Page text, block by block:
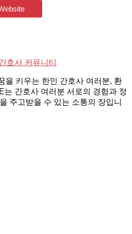
을 키우는 한인 간호사 여러분, 환
는 간호사 여러분 서로의 경험과 정
주고받을 수 있는 소통의 장입니